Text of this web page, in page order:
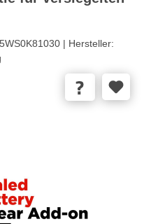
5WS0K81030 | Hersteller: